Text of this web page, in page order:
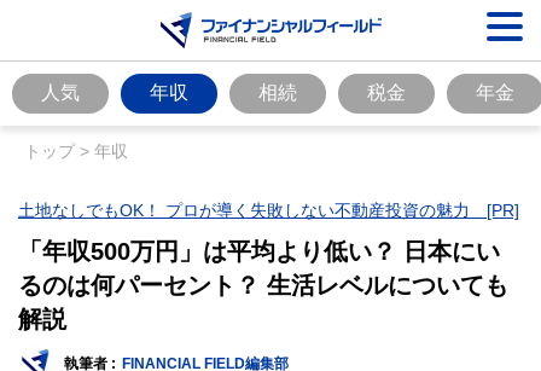
人気 年収 相続 税金 年金
トップ> 年収
土地なしでもOK！ プロが導く失敗しない不動産投資の魅力 [PR]
「年収500万円」は平均より低い？ 日本にい
るのは何パーセント？ 生活レベルについても
解説
執筆者 : FINANCIAL FIELD編集部